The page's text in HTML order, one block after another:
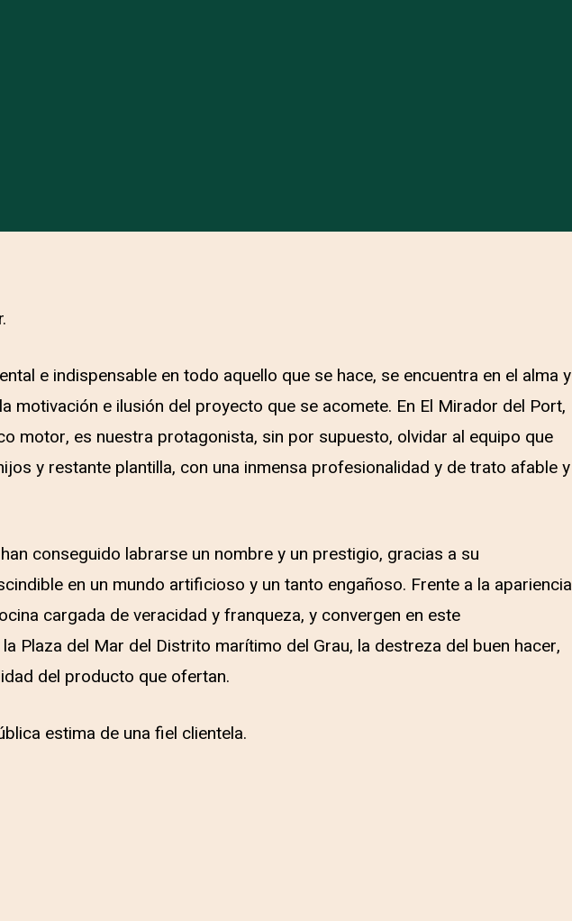
e indispensable en todo aquello que se hace, se encuentra en el alma y
motivación e ilusión del proyecto que se acomete. En El Mirador del Port,
motor, es nuestra protagonista, sin por supuesto, olvidar al equipo que
y restante plantilla, con una inmensa profesionalidad y de trato afable y
conseguido labrarse un nombre y un prestigio, gracias a su
en un mundo artificioso y un tanto engañoso. Frente a la apariencia
cargada de veracidad y franqueza, y convergen en este
Plaza del Mar del Distrito marítimo del Grau, la destreza del buen hacer,
del producto que ofertan.
estima de una fiel clientela.